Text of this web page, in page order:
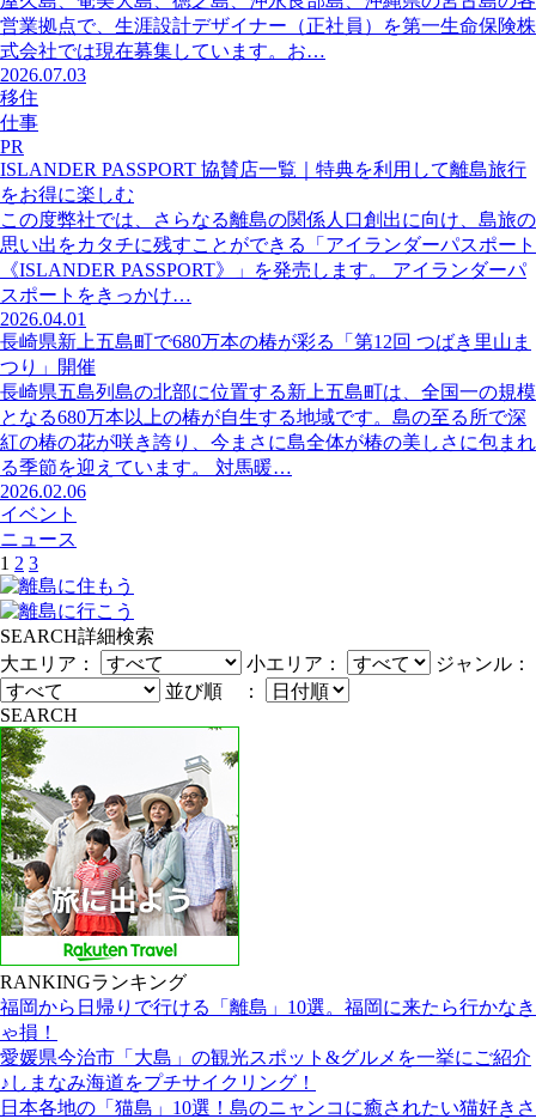
営業拠点で、生涯設計デザイナー（正社員）を第一生命保険株
式会社では現在募集しています。お…
2026.07.03
移住
仕事
PR
ISLANDER PASSPORT 協賛店一覧｜特典を利用して離島旅行
をお得に楽しむ
この度弊社では、さらなる離島の関係人口創出に向け、島旅の
思い出をカタチに残すことができる「アイランダーパスポート
《ISLANDER PASSPORT》」を発売します。 アイランダーパ
スポートをきっかけ…
2026.04.01
長崎県新上五島町で680万本の椿が彩る「第12回 つばき里山ま
つり」開催
長崎県五島列島の北部に位置する新上五島町は、全国一の規模
となる680万本以上の椿が自生する地域です。島の至る所で深
紅の椿の花が咲き誇り、今まさに島全体が椿の美しさに包まれ
る季節を迎えています。 対馬暖…
2026.02.06
イベント
ニュース
1 2 3
SEARCH詳細検索
大エリア：
小エリア：
ジャンル：
並び順 ：
SEARCH
RANKINGランキング
福岡から日帰りで行ける「離島」10選。福岡に来たら行かなき
ゃ損！
愛媛県今治市「大島」の観光スポット&グルメを一挙にご紹介
♪しまなみ海道をプチサイクリング！
日本各地の「猫島」10選！島のニャンコに癒されたい猫好きさ